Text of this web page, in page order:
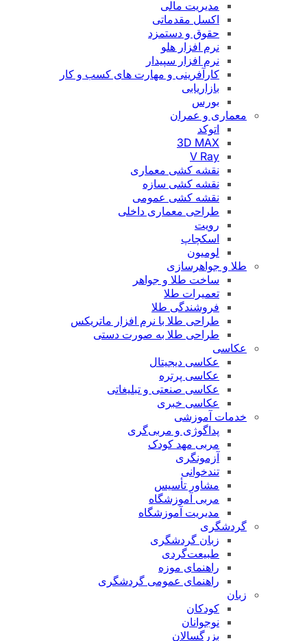
مدیریت مالی
اکسل مقدماتی
حقوق و دستمزد
نرم افزار هلو
نرم افزار سپیدار
کارآفرینی و مهارت های کسب و کار
بازاریابی
بورس
معماری و عمران
اتوکد
3D MAX
V Ray
نقشه کشی معماری
نقشه کشی سازه
نقشه کشی عمومی
طراحی معماری داخلی
رویت
اسکچاپ
لومیون
طلا و جواهرسازی
ساخت طلا و جواهر
تعمیرات طلا
فروشندگی طلا
طراحی طلا با نرم افزار ماتریکس
طراحی طلا به صورت دستی
عکاسی
عکاسی دیجیتال
عکاسی پرتره
عکاسی صنعتی و تبلیغاتی
عکاسی خبری
خدمات آموزشی
پداگوژی و مربی‌گری
مربی مهد کودک
آزمونگری
تندخوانی
مشاور تأسیس
مربی آموزشگاه
مدیریت آموزشگاه
گردشگری
زبان گردشگری
طبیعت‌گردی
راهنمای موزه
راهنمای عمومی گردشگری
زبان
کودکان
نوجوانان
بزرگسالان